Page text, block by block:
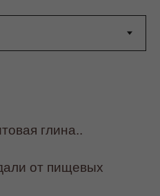
глина..
от пищевых